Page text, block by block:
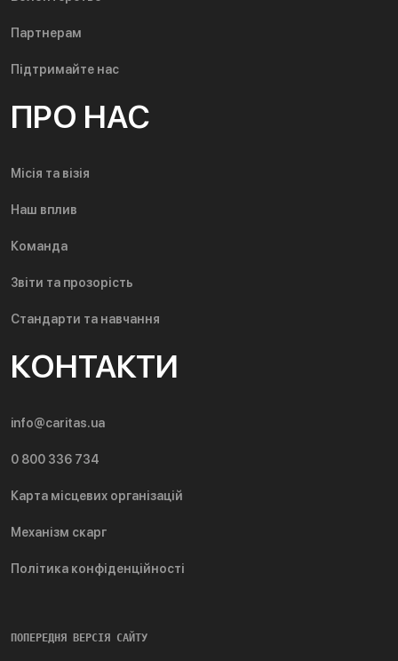
Партнерам
Підтримайте нас
ПРО НАС
Місія та візія
Наш вплив
Команда
Звіти та прозорість
Стандарти та навчання
КОНТАКТИ
info@caritas.ua
0 800 336 734
Карта місцевих організацій
Механізм скарг
Політика конфіденційності
ПОПЕРЕДНЯ ВЕРСІЯ САЙТУ